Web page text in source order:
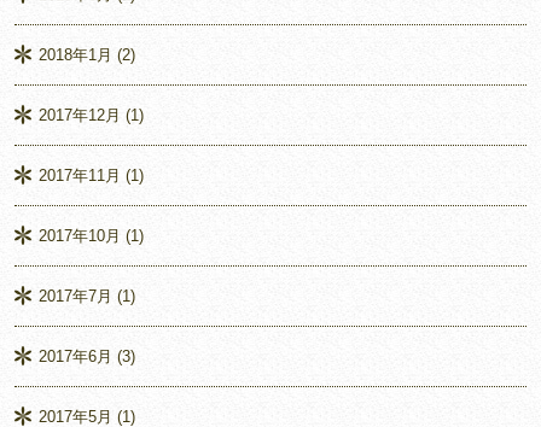
2018年1月 (2)
2017年12月 (1)
2017年11月 (1)
2017年10月 (1)
2017年7月 (1)
2017年6月 (3)
2017年5月 (1)